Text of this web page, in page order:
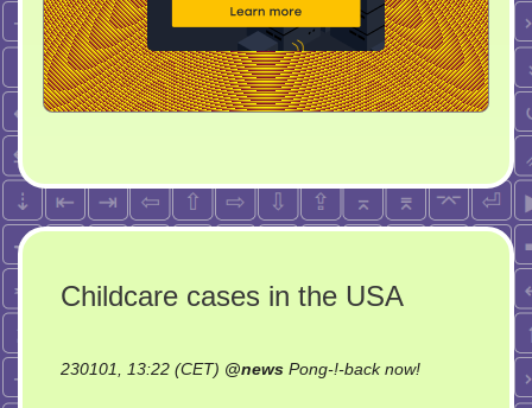
Childcare cases in the USA
230101, 13:22 (CET) @news Pong-!-back now!on